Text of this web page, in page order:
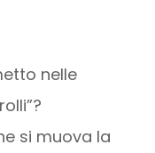
nelle
si muova la